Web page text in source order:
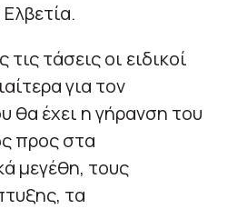
τάσεις οι ειδικοί
για τον
θα έχει η γήρανση του
προς στα
μεγέθη, τους
τα